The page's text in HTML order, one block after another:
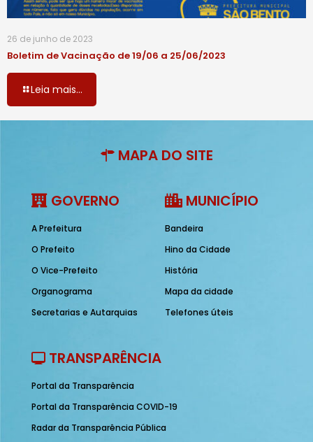
26 de junho de 2023
Boletim de Vacinação de 19/06 a 25/06/2023
Leia mais...
MAPA DO SITE
GOVERNO
A Prefeitura
O Prefeito
O Vice-Prefeito
Organograma
Secretarias e Autarquias
MUNICÍPIO
Bandeira
Hino da Cidade
História
Mapa da cidade
Telefones úteis
TRANSPARÊNCIA
Portal da Transparência
Portal da Transparência COVID-19
Radar da Transparência Pública